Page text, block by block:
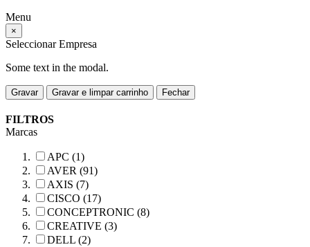
Menu
×
Seleccionar Empresa
Some text in the modal.
Gravar Gravar e limpar carrinho Fechar
FILTROS
Marcas
APC (1)
AVER (91)
AXIS (7)
CISCO (17)
CONCEPTRONIC (8)
CREATIVE (3)
DELL (2)